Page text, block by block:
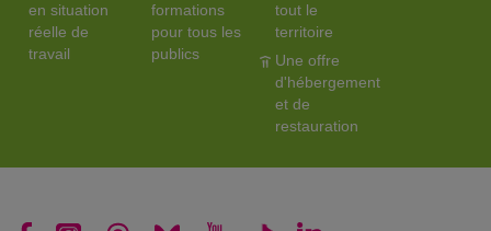
en situation
réelle de
travail
formations
pour tous les
publics
tout le
territoire
Une offre
d'hébergement
et de
restauration